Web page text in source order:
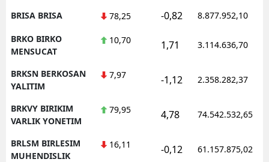
BRISA BRISA 78,25 -0,82 8.877.952,10
BRKO BIRKO
MENSUCAT
10,70 1,71 3.114.636,70
BRKSN BERKOSAN
YALITIM
7,97 -1,12 2.358.282,37
BRKVY BIRIKIM
VARLIK YONETIM
79,95 4,78 74.542.532,65
BRLSM BIRLESIM
MUHENDISLIK
16,11 -0,12 61.157.875,02